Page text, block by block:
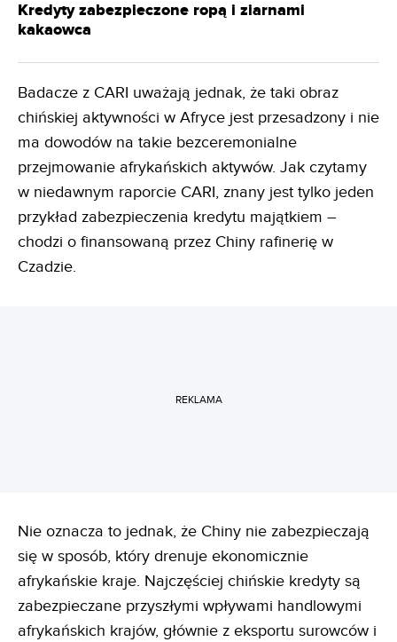
Kredyty zabezpieczone ropą i ziarnami
kakaowca
Badacze z CARI uważają jednak, że taki obraz
chińskiej aktywności w Afryce jest przesadzony i nie
ma dowodów na takie bezceremonialne
przejmowanie afrykańskich aktywów. Jak czytamy
w niedawnym raporcie CARI, znany jest tylko jeden
przykład zabezpieczenia kredytu majątkiem –
chodzi o finansowaną przez Chiny rafinerię w
Czadzie.
REKLAMA
Nie oznacza to jednak, że Chiny nie zabezpieczają
się w sposób, który drenuje ekonomicznie
afrykańskie kraje. Najczęściej chińskie kredyty są
zabezpieczane przyszłymi wpływami handlowymi
afrykańskich krajów, głównie z eksportu surowców i